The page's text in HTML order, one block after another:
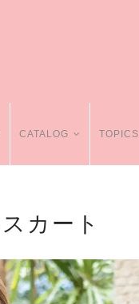
CATALOG TOPICS
カート